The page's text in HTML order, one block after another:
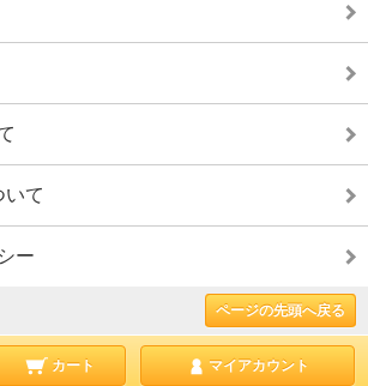
いて
ー
ページの先頭へ戻る
カート マイアカウント